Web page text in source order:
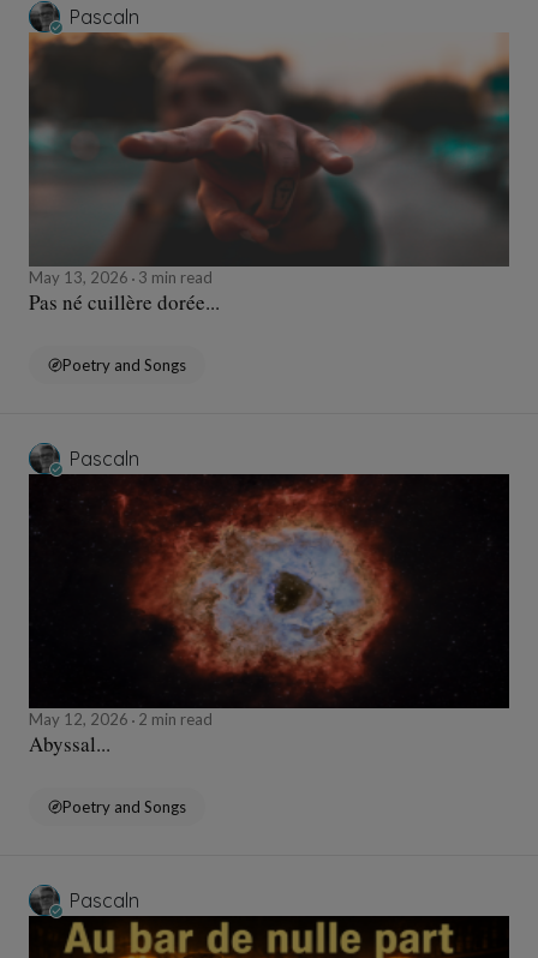
Pascaln
May 13, 2026 3 min read
Pas né cuillère dorée...
Poetry and Songs
Pascaln
May 12, 2026 2 min read
Abyssal...
Poetry and Songs
Pascaln